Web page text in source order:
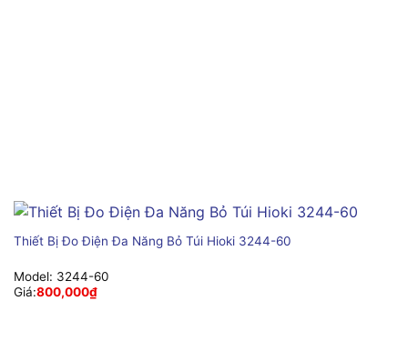
Thiết Bị Đo Điện Đa Năng Bỏ Túi Hioki 3244-60
Model: 3244-60
Giá:800,000₫